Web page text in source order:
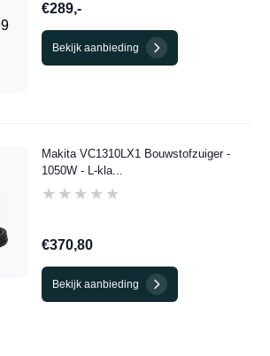
€289,-
Bekijk aanbieding
Makita VC1310LX1 Bouwstofzuiger -
1050W - L-kla...
★★★★★
★★★★★
€370,80
Bekijk aanbieding